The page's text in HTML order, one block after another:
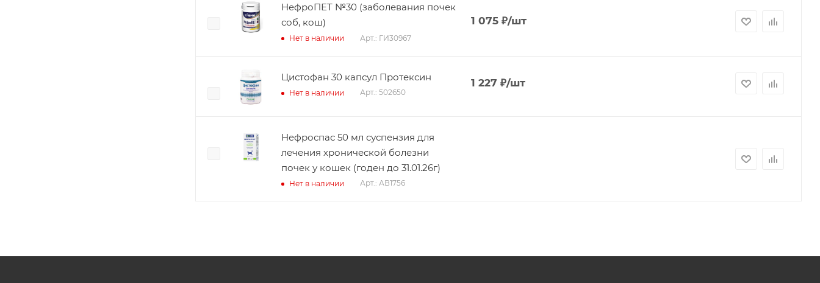
НефроПЕТ №30 (заболевания почек
соб, кош)
Нет в наличии Арт.: ГИ30967
1 075₽/шт
Цистофан 30 капсул Протексин
Нет в наличии Арт.: 502650
1 227 ₽/шт
Нефроспас 50 мл суспензия для
лечения хронической болезни
почек у кошек (годен до 31.01.26г)
Нет в наличии Арт.: АВ1756